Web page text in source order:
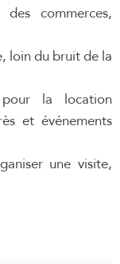
commerces,
loin du bruit de la
la location
et événements
une visite,